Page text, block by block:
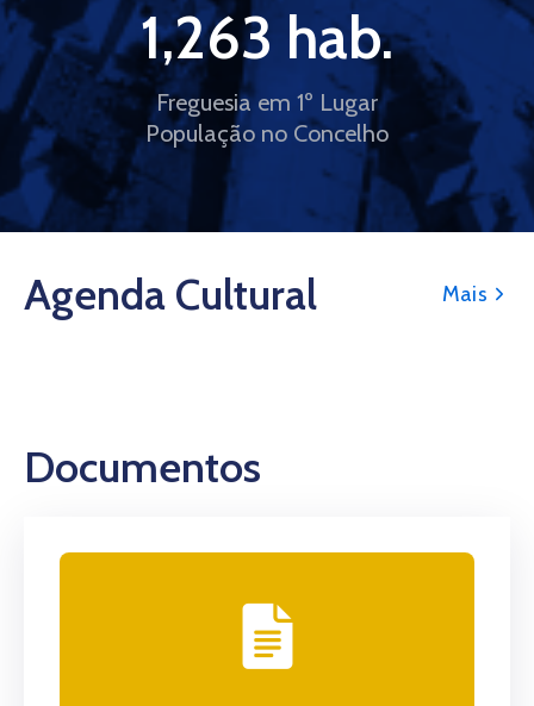
Freguesia em 1º Lugar
População no Concelho
1,263 hab.
Agenda Cultural Mais
Documentos